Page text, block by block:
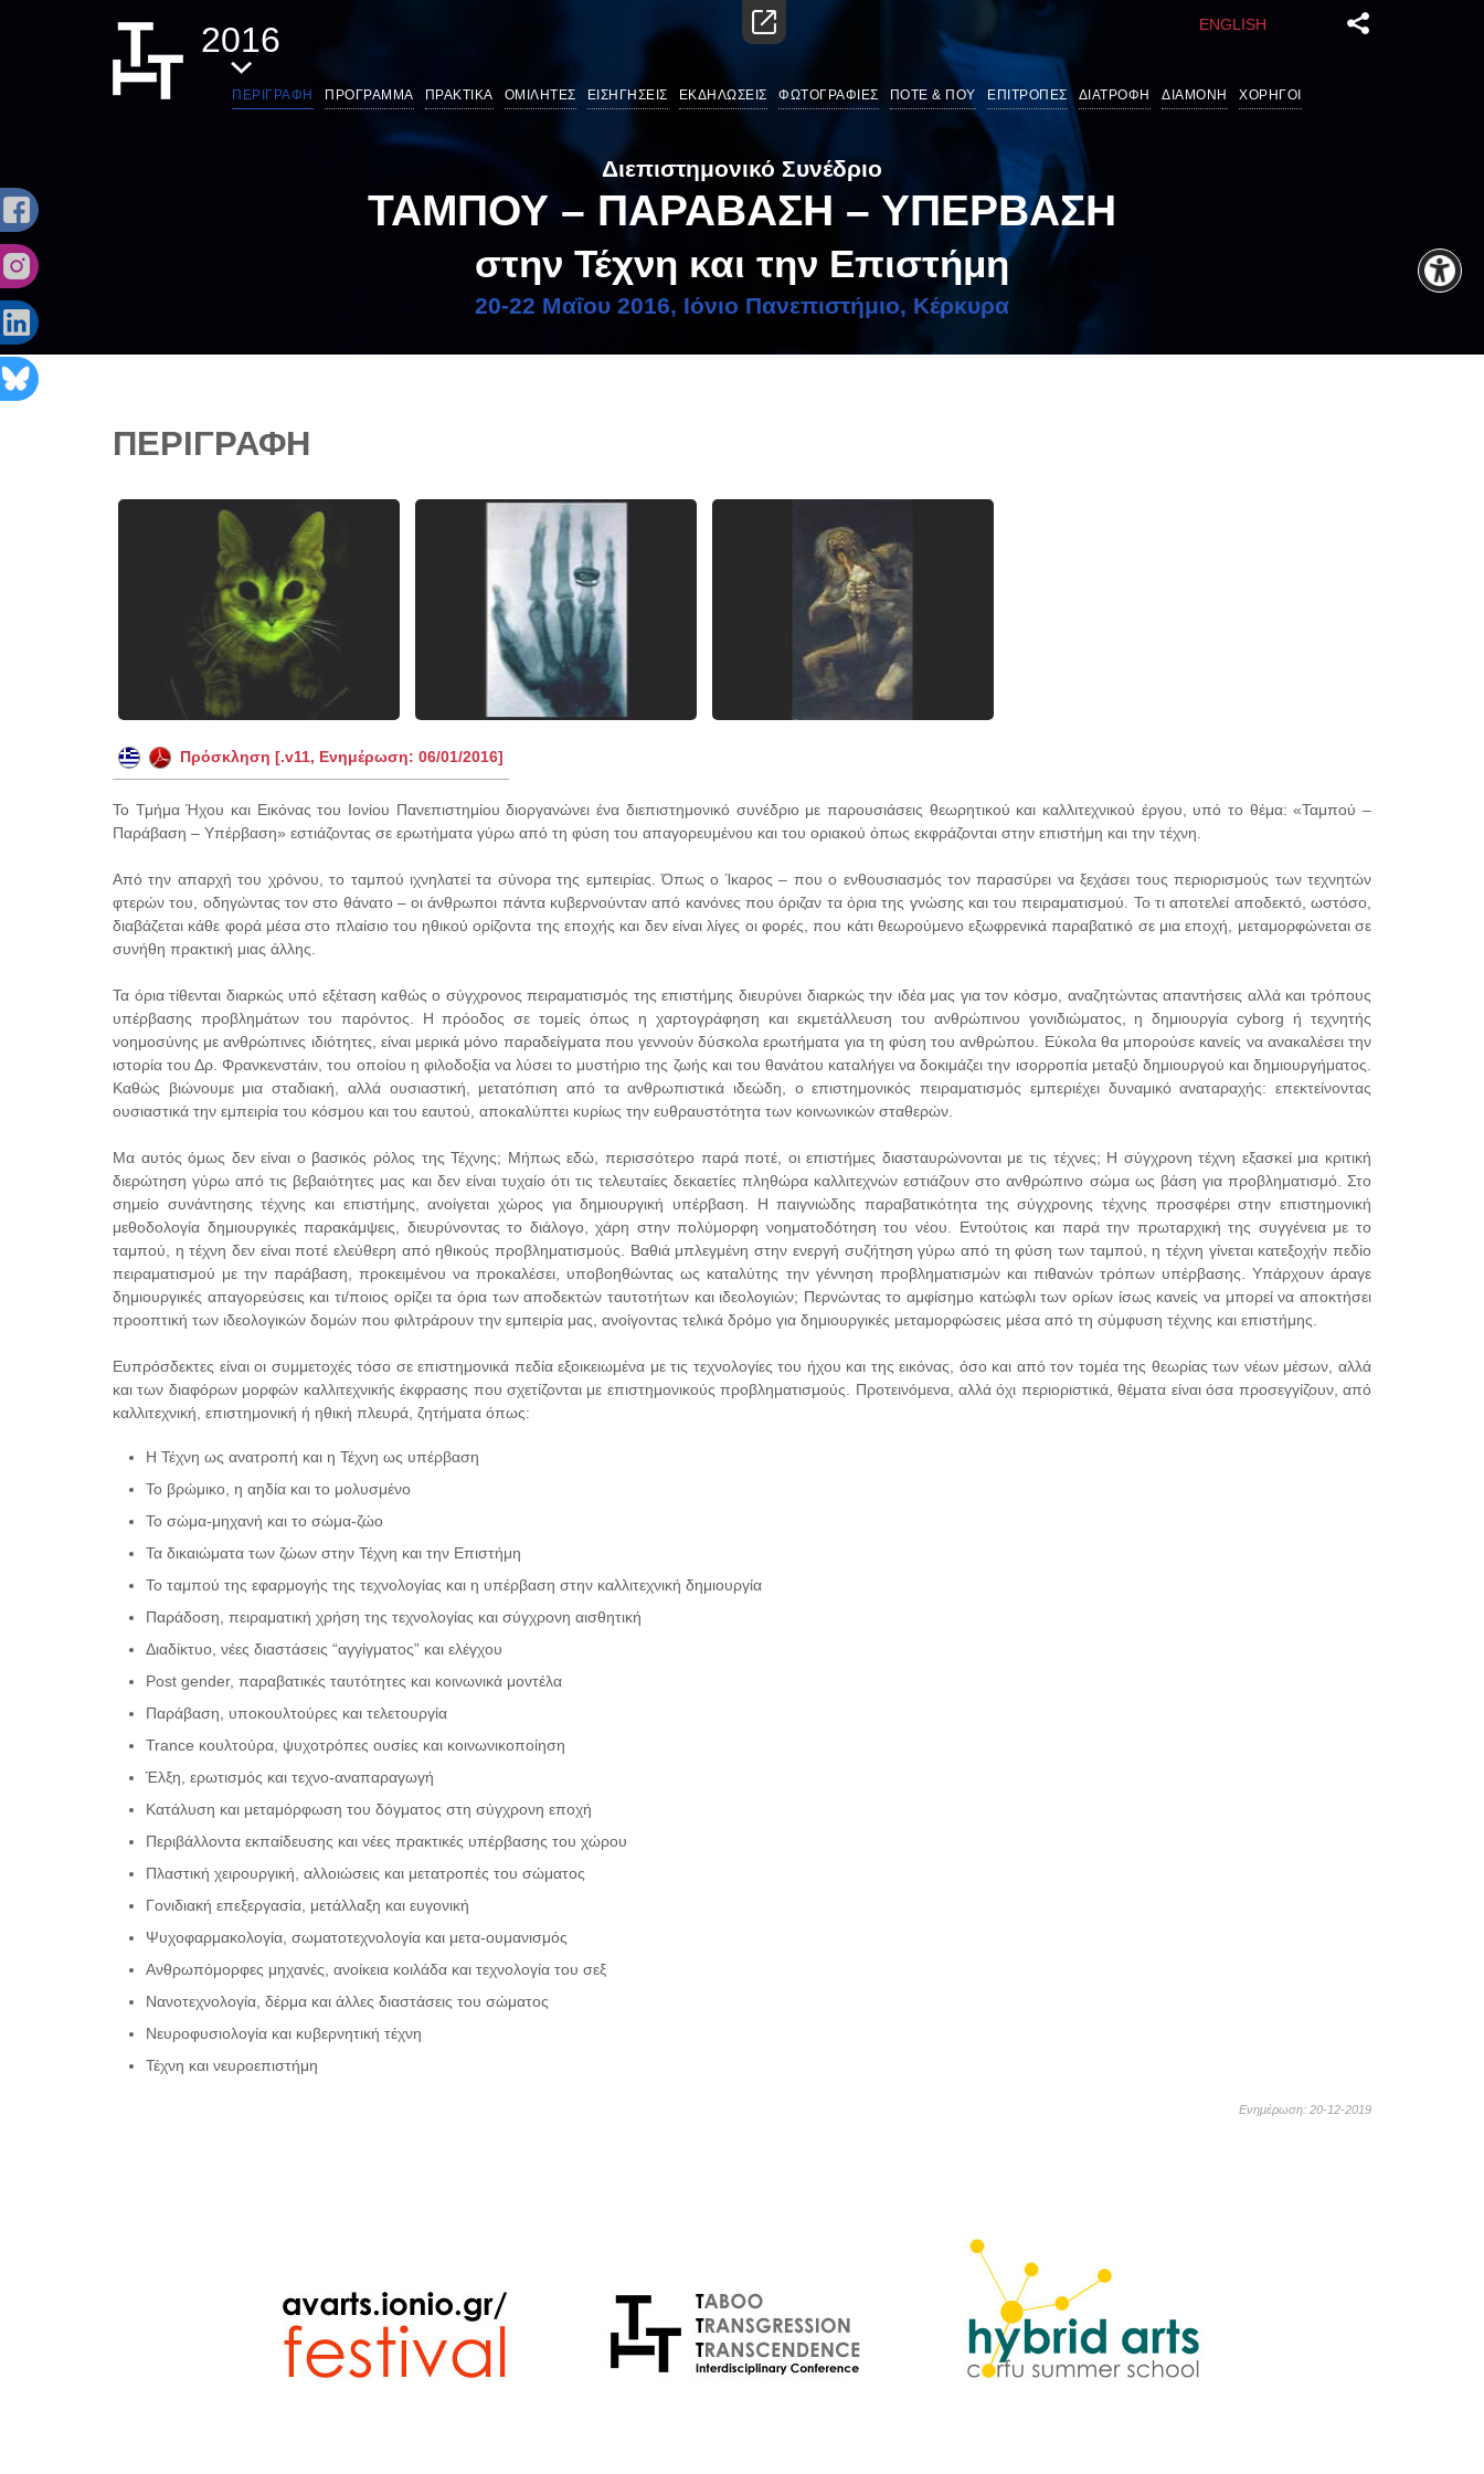
2016
ΠΕΡΙΓΡΑΦΗ ΠΡΟΓΡΑΜΜΑ ΠΡΑΚΤΙΚΑ ΟΜΙΛΗΤΕΣ ΕΙΣΗΓΗΣΕΙΣ ΕΚΔΗΛΩΣΕΙΣ ΦΩΤΟΓΡΑΦΙΕΣ ΠΟΤΕ & ΠΟΥ ΕΠΙΤΡΟΠΕΣ ΔΙΑΤΡΟΦΗ ΔΙΑΜΟΝΗ ΧΟΡΗΓΟΙ
ENGLISH
Διεπιστημονικό Συνέδριο
ΤΑΜΠΟΥ – ΠΑΡΑΒΑΣΗ – ΥΠΕΡΒΑΣΗ
στην Τέχνη και την Επιστήμη
20-22 Μαΐου 2016, Ιόνιο Πανεπιστήμιο, Κέρκυρα
ΠΕΡΙΓΡΑΦΗ
Πρόσκληση [.v11, Ενημέρωση: 06/01/2016]
Το Τμήμα Ήχου και Εικόνας του Ιονίου Πανεπιστημίου διοργανώνει ένα διεπιστημονικό συνέδριο με παρουσιάσεις θεωρητικού και καλλιτεχνικού έργου, υπό το θέμα: «Ταμπού –
Παράβαση – Υπέρβαση» εστιάζοντας σε ερωτήματα γύρω από τη φύση του απαγορευμένου και του οριακού όπως εκφράζονται στην επιστήμη και την τέχνη.
Από την απαρχή του χρόνου, το ταμπού ιχνηλατεί τα σύνορα της εμπειρίας. Όπως ο Ίκαρος – που ο ενθουσιασμός τον παρασύρει να ξεχάσει τους περιορισμούς των τεχνητών
φτερών του, οδηγώντας τον στο θάνατο – οι άνθρωποι πάντα κυβερνούνταν από κανόνες που όριζαν τα όρια της γνώσης και του πειραματισμού. Το τι αποτελεί αποδεκτό, ωστόσο,
διαβάζεται κάθε φορά μέσα στο πλαίσιο του ηθικού ορίζοντα της εποχής και δεν είναι λίγες οι φορές, που κάτι θεωρούμενο εξωφρενικά παραβατικό σε μια εποχή, μεταμορφώνεται σε
συνήθη πρακτική μιας άλλης.
Τα όρια τίθενται διαρκώς υπό εξέταση καθώς ο σύγχρονος πειραματισμός της επιστήμης διευρύνει διαρκώς την ιδέα μας για τον κόσμο, αναζητώντας απαντήσεις αλλά και τρόπους
υπέρβασης προβλημάτων του παρόντος. Η πρόοδος σε τομείς όπως η χαρτογράφηση και εκμετάλλευση του ανθρώπινου γονιδιώματος, η δημιουργία cyborg ή τεχνητής
νοημοσύνης με ανθρώπινες ιδιότητες, είναι μερικά μόνο παραδείγματα που γεννούν δύσκολα ερωτήματα για τη φύση του ανθρώπου. Εύκολα θα μπορούσε κανείς να ανακαλέσει την
ιστορία του Δρ. Φρανκενστάιν, του οποίου η φιλοδοξία να λύσει το μυστήριο της ζωής και του θανάτου καταλήγει να δοκιμάζει την ισορροπία μεταξύ δημιουργού και δημιουργήματος.
Καθώς βιώνουμε μια σταδιακή, αλλά ουσιαστική, μετατόπιση από τα ανθρωπιστικά ιδεώδη, ο επιστημονικός πειραματισμός εμπεριέχει δυναμικό αναταραχής: επεκτείνοντας
ουσιαστικά την εμπειρία του κόσμου και του εαυτού, αποκαλύπτει κυρίως την ευθραυστότητα των κοινωνικών σταθερών.
Μα αυτός όμως δεν είναι ο βασικός ρόλος της Τέχνης; Μήπως εδώ, περισσότερο παρά ποτέ, οι επιστήμες διασταυρώνονται με τις τέχνες; Η σύγχρονη τέχνη εξασκεί μια κριτική
διερώτηση γύρω από τις βεβαιότητες μας και δεν είναι τυχαίο ότι τις τελευταίες δεκαετίες πληθώρα καλλιτεχνών εστιάζουν στο ανθρώπινο σώμα ως βάση για προβληματισμό. Στο
σημείο συνάντησης τέχνης και επιστήμης, ανοίγεται χώρος για δημιουργική υπέρβαση. Η παιγνιώδης παραβατικότητα της σύγχρονης τέχνης προσφέρει στην επιστημονική
μεθοδολογία δημιουργικές παρακάμψεις, διευρύνοντας το διάλογο, χάρη στην πολύμορφη νοηματοδότηση του νέου. Εντούτοις και παρά την πρωταρχική της συγγένεια με το
ταμπού, η τέχνη δεν είναι ποτέ ελεύθερη από ηθικούς προβληματισμούς. Βαθιά μπλεγμένη στην ενεργή συζήτηση γύρω από τη φύση των ταμπού, η τέχνη γίνεται κατεξοχήν πεδίο
πειραματισμού με την παράβαση, προκειμένου να προκαλέσει, υποβοηθώντας ως καταλύτης την γέννηση προβληματισμών και πιθανών τρόπων υπέρβασης. Υπάρχουν άραγε
δημιουργικές απαγορεύσεις και τι/ποιος ορίζει τα όρια των αποδεκτών ταυτοτήτων και ιδεολογιών; Περνώντας το αμφίσημο κατώφλι των ορίων ίσως κανείς να μπορεί να αποκτήσει
προοπτική των ιδεολογικών δομών που φιλτράρουν την εμπειρία μας, ανοίγοντας τελικά δρόμο για δημιουργικές μεταμορφώσεις μέσα από τη σύμφυση τέχνης και επιστήμης.
Ευπρόσδεκτες είναι οι συμμετοχές τόσο σε επιστημονικά πεδία εξοικειωμένα με τις τεχνολογίες του ήχου και της εικόνας, όσο και από τον τομέα της θεωρίας των νέων μέσων, αλλά
και των διαφόρων μορφών καλλιτεχνικής έκφρασης που σχετίζονται με επιστημονικούς προβληματισμούς. Προτεινόμενα, αλλά όχι περιοριστικά, θέματα είναι όσα προσεγγίζουν, από
καλλιτεχνική, επιστημονική ή ηθική πλευρά, ζητήματα όπως:
Η Τέχνη ως ανατροπή και η Τέχνη ως υπέρβαση
Το βρώμικο, η αηδία και το μολυσμένο
Το σώμα-μηχανή και το σώμα-ζώο
Τα δικαιώματα των ζώων στην Τέχνη και την Επιστήμη
Το ταμπού της εφαρμογής της τεχνολογίας και η υπέρβαση στην καλλιτεχνική δημιουργία
Παράδοση, πειραματική χρήση της τεχνολογίας και σύγχρονη αισθητική
Διαδίκτυο, νέες διαστάσεις “αγγίγματος” και ελέγχου
Post gender, παραβατικές ταυτότητες και κοινωνικά μοντέλα
Παράβαση, υποκουλτούρες και τελετουργία
Trance κουλτούρα, ψυχοτρόπες ουσίες και κοινωνικοποίηση
Έλξη, ερωτισμός και τεχνο-αναπαραγωγή
Κατάλυση και μεταμόρφωση του δόγματος στη σύγχρονη εποχή
Περιβάλλοντα εκπαίδευσης και νέες πρακτικές υπέρβασης του χώρου
Πλαστική χειρουργική, αλλοιώσεις και μετατροπές του σώματος
Γονιδιακή επεξεργασία, μετάλλαξη και ευγονική
Ψυχοφαρμακολογία, σωματοτεχνολογία και μετα-ουμανισμός
Ανθρωπόμορφες μηχανές, ανοίκεια κοιλάδα και τεχνολογία του σεξ
Νανοτεχνολογία, δέρμα και άλλες διαστάσεις του σώματος
Νευροφυσιολογία και κυβερνητική τέχνη
Τέχνη και νευροεπιστήμη
Ενημέρωση: 20-12-2019